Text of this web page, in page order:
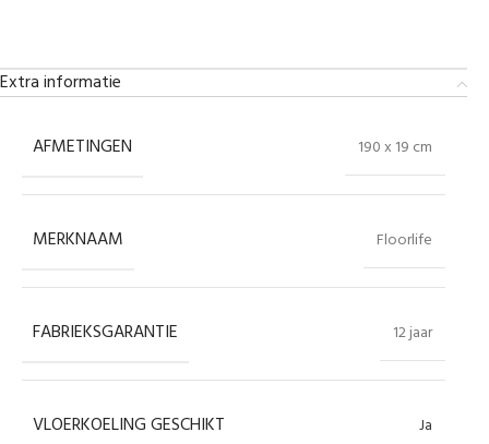
Extra informatie
AFMETINGEN 190 x 19 cm
MERKNAAM Floorlife
FABRIEKSGARANTIE 12 jaar
VLOERKOELING GESCHIKT Ja